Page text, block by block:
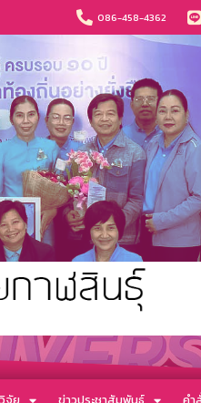
086-458-4362